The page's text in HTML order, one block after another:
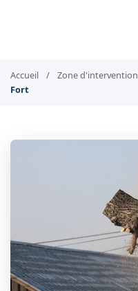
Accueil / Zone d'intervention
Fort